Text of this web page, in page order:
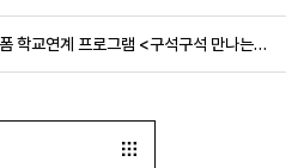
인천아트플랫폼 학교연계 프로그램 <구석구석 만나는 IAP 탐험대>